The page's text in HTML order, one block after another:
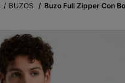
BUZOS Buzo Full Zipper Con